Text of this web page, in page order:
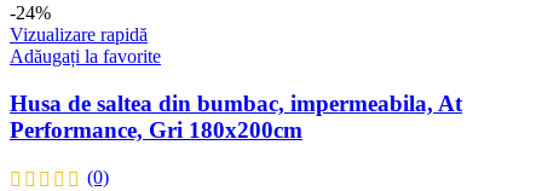
-24%
Vizualizare rapidă
Adăugați la favorite
Husa de saltea din bumbac, impermeabila, At
Performance, Gri 180x200cm
(0)